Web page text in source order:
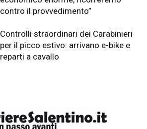
contro il provvedimento”
Controlli straordinari dei Carabinieri
per il picco estivo: arrivano e-bike e
reparti a cavallo